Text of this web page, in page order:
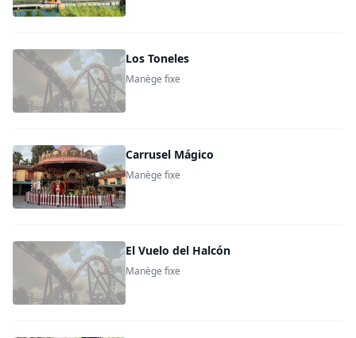
Los Toneles
Manège fixe
Carrusel Mágico
Manège fixe
El Vuelo del Halcón
Manège fixe